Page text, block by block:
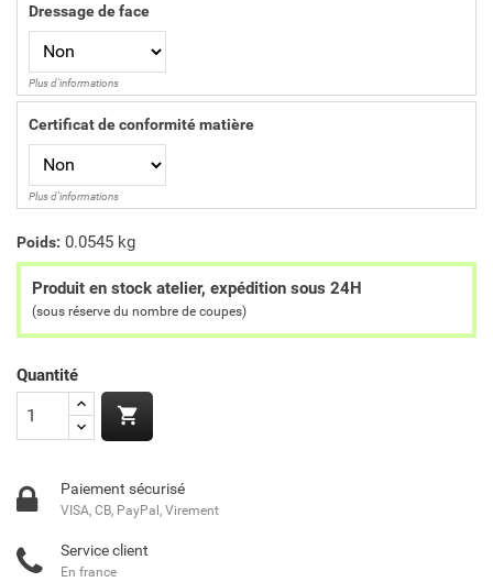
Dressage de face
Plus d'informations
Certificat de conformité matière
Plus d'informations
Poids: 0.0545 kg
Produit en stock atelier, expédition sous 24H
(sous réserve du nombre de coupes)
Quantité

Paiement sécurisé
VISA, CB, PayPal, Virement
Service client
En france